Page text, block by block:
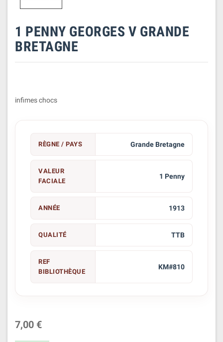
1 PENNY GEORGES V GRANDE
BRETAGNE
infimes chocs
RÈGNE / PAYS Grande Bretagne
VALEUR
FACIALE
1 Penny
ANNÉE 1913
QUALITÉ TTB
REF
BIBLIOTHÈQUE
KM#810
7,00 €